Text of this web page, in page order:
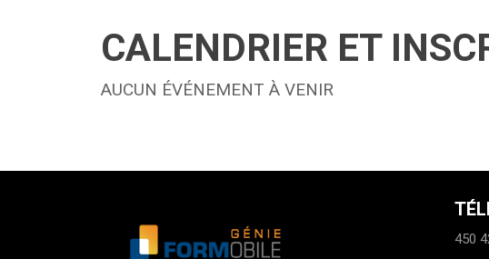
CALENDRIER ET
AUCUN ÉVÉNEMENT À VENIR
450